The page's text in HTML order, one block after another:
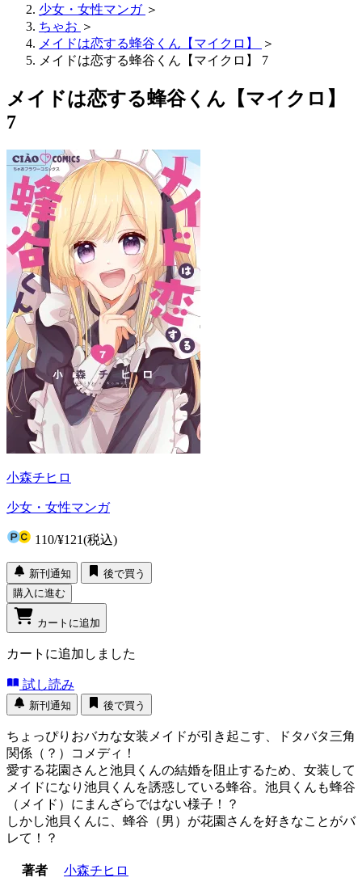
少女・女性マンガ ＞
ちゃお ＞
メイドは恋する蜂谷くん【マイクロ】
＞
メイドは恋する蜂谷くん【マイクロ】 7
メイドは恋する蜂谷くん【マイクロ】
7
小森チヒロ
少女・女性マンガ
110/¥121(税込)
新刊通知
後で買う
購入に進む
カートに追加
カートに追加しました
試し読み
新刊通知 後で買う
ちょっぴりおバカな女装メイドが引き起こす、ドタバタ三角
関係（？）コメディ！
愛する花園さんと池貝くんの結婚を阻止するため、女装して
メイドになり池貝くんを誘惑している蜂谷。池貝くんも蜂谷
（メイド）にまんざらではない様子！？
しかし池貝くんに、蜂谷（男）が花園さんを好きなことがバ
レて！？
著者
小森チヒロ